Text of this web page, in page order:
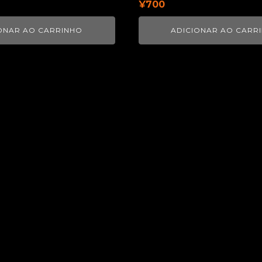
AO CARRINHO
¥700
ADICIONAR AO